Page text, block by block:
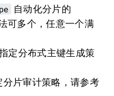
自动化分片的
可多个，任意一个满
定分布式主键生成策
分片审计策略，请参考